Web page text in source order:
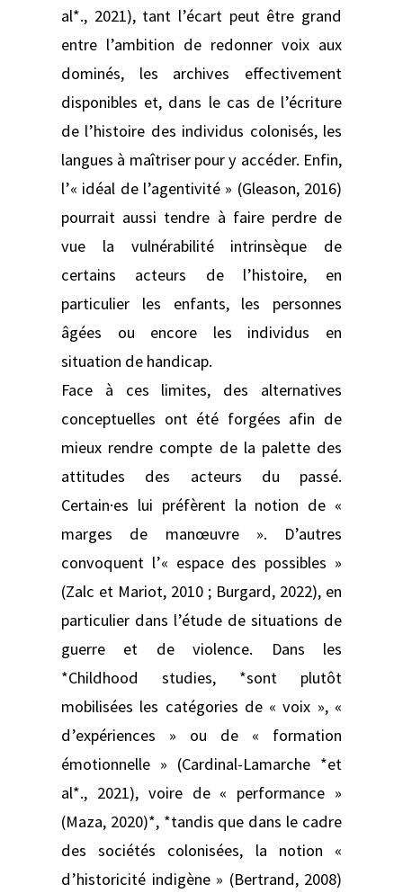
al*., 2021), tant l’écart peut être grand
entre l’ambition de redonner voix aux
dominés, les archives effectivement
disponibles et, dans le cas de l’écriture
de l’histoire des individus colonisés, les
langues à maîtriser pour y accéder. Enfin,
l’« idéal de l’agentivité » (Gleason, 2016)
pourrait aussi tendre à faire perdre de
vue la vulnérabilité intrinsèque de
certains acteurs de l’histoire, en
particulier les enfants, les personnes
âgées ou encore les individus en
situation de handicap.
Face à ces limites, des alternatives
conceptuelles ont été forgées afin de
mieux rendre compte de la palette des
attitudes des acteurs du passé.
Certain·es lui préfèrent la notion de «
marges de manœuvre ». D’autres
convoquent l’« espace des possibles »
(Zalc et Mariot, 2010 ; Burgard, 2022), en
particulier dans l’étude de situations de
guerre et de violence. Dans les
*Childhood studies, *sont plutôt
mobilisées les catégories de « voix », «
d’expériences » ou de « formation
émotionnelle » (Cardinal-Lamarche *et
al*., 2021), voire de « performance »
(Maza, 2020)*, *tandis que dans le cadre
des sociétés colonisées, la notion «
d’historicité indigène » (Bertrand, 2008)